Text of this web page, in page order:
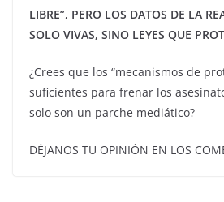
LIBRE”, PERO LOS DATOS DE LA
SOLO VIVAS, SINO LEYES QUE
¿Crees que los “mecanismos de
suficientes para frenar los
solo son un parche mediático?
DÉJANOS TU OPINIÓN EN LOS